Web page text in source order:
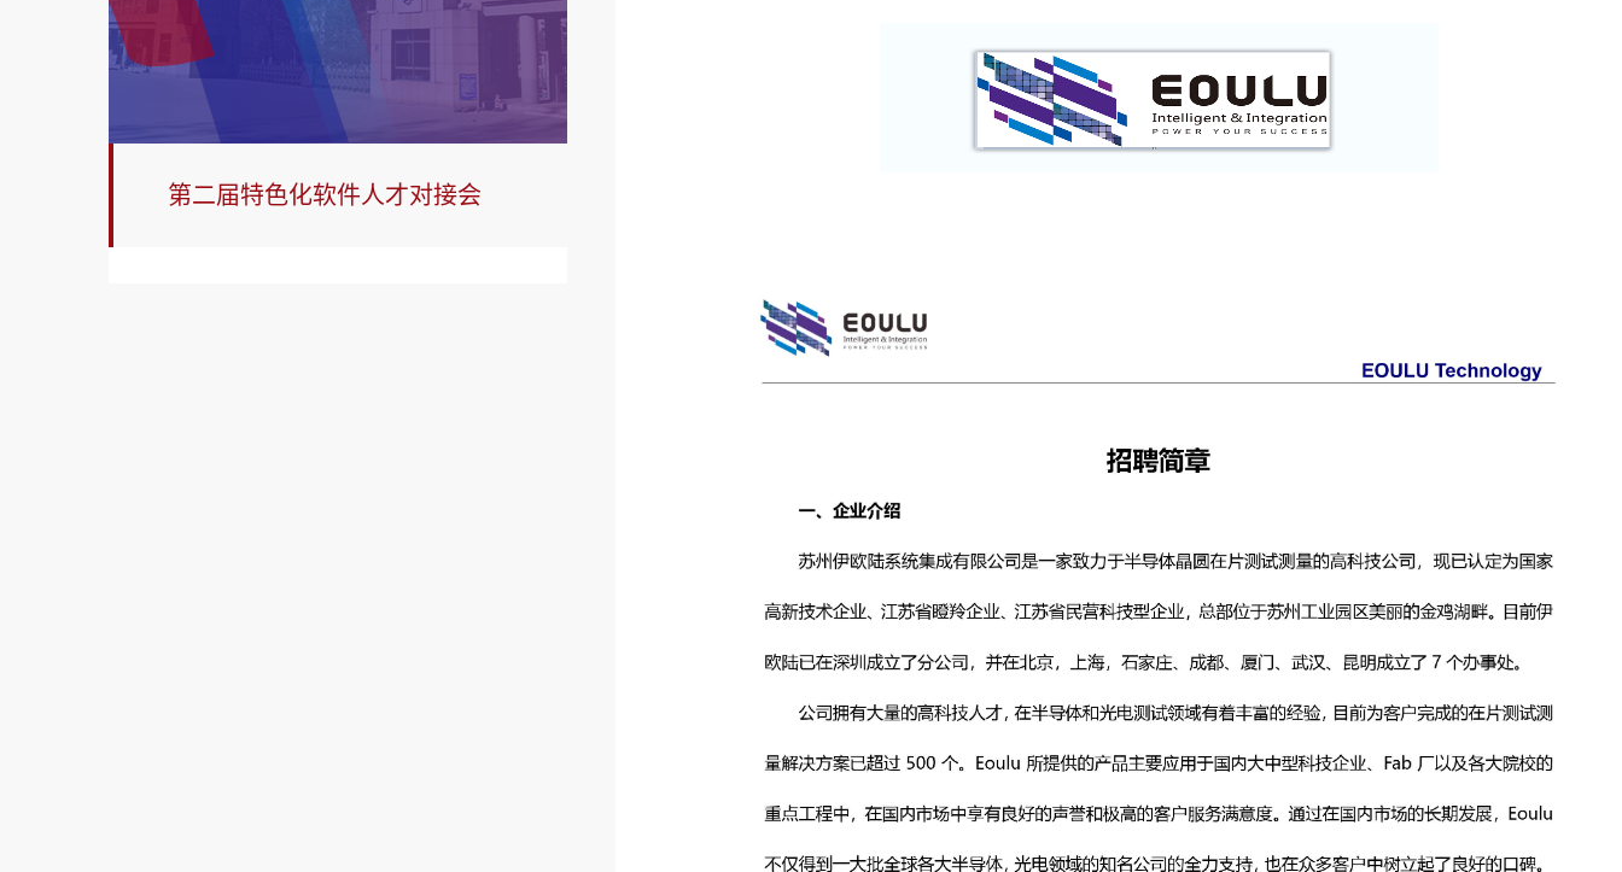
第二届特色化软件人才对接会